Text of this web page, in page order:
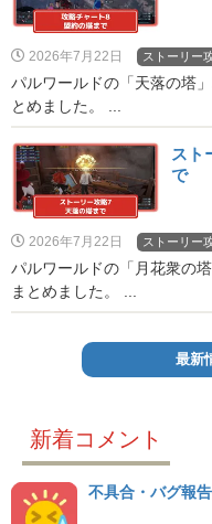
2026年7月22日 ストーリー
パルワールドの「天落の塔
とめました。 ...
スト
で
2026年7月22日 ストーリー
パルワールドの「月花衆の
まとめました。 ...
最新
新着コメント
不具合・バグ報